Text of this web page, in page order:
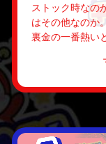
ストック時なの
はその他なのか
裏金の一番熱い